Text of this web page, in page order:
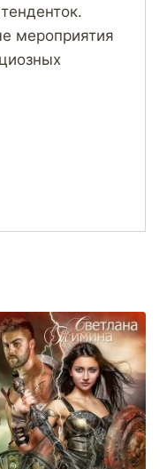
мероприятия